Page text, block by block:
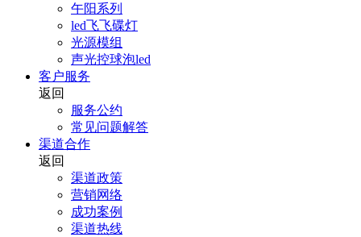
午阳系列
led飞飞碟灯
光源模组
声光控球泡led
客户服务
返回
服务公约
常见问题解答
渠道合作
返回
渠道政策
营销网络
成功案例
渠道热线